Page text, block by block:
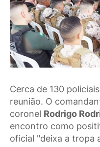
Cerca de 130
reunião. O
coronel Rodrigo
encontro como
oficial "deixa a tropa